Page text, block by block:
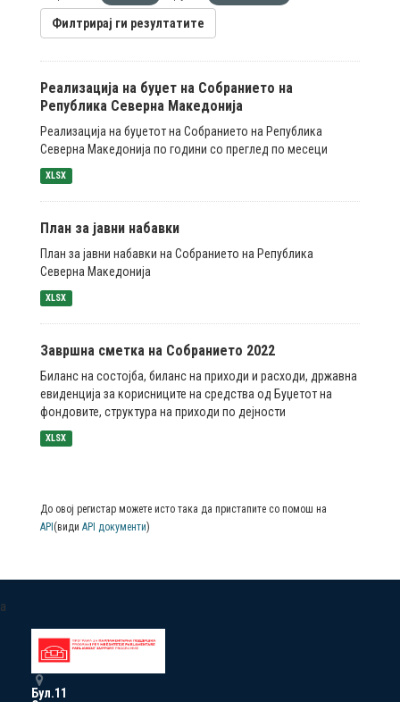
Филтрирај ги резултатите
Реализација на буџет на Собранието на
Република Северна Македонија
Реализација на буџетот на Собранието на Република
Северна Македонија по години со преглед по месеци
XLSX
План за јавни набавки
План за јавни набавки на Собранието на Република
Северна Македонија
XLSX
Завршна сметка на Собранието 2022
Биланс на состојба, биланс на приходи и расходи, државна
евиденција за корисниците на средства од Буџетот на
фондовите, структура на приходи по дејности
XLSX
До овој регистар можете исто така да пристапите со помош на
API (види API документи)
a
Бул.11